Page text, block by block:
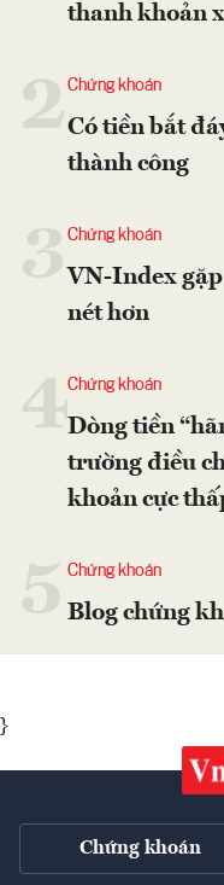
thanh khoản
2Chứng khoán
Có tiền bắt
thành công
Chứng khoán
VN-Index gặp
nét hơn
4Chứng khoán
Dòng tiền
trường điều
khoản cực
Chứng khoán
Blog chứng
}
Chứng khoán